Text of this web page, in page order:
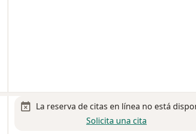
La reserva de citas en línea no está
Solicita una cita